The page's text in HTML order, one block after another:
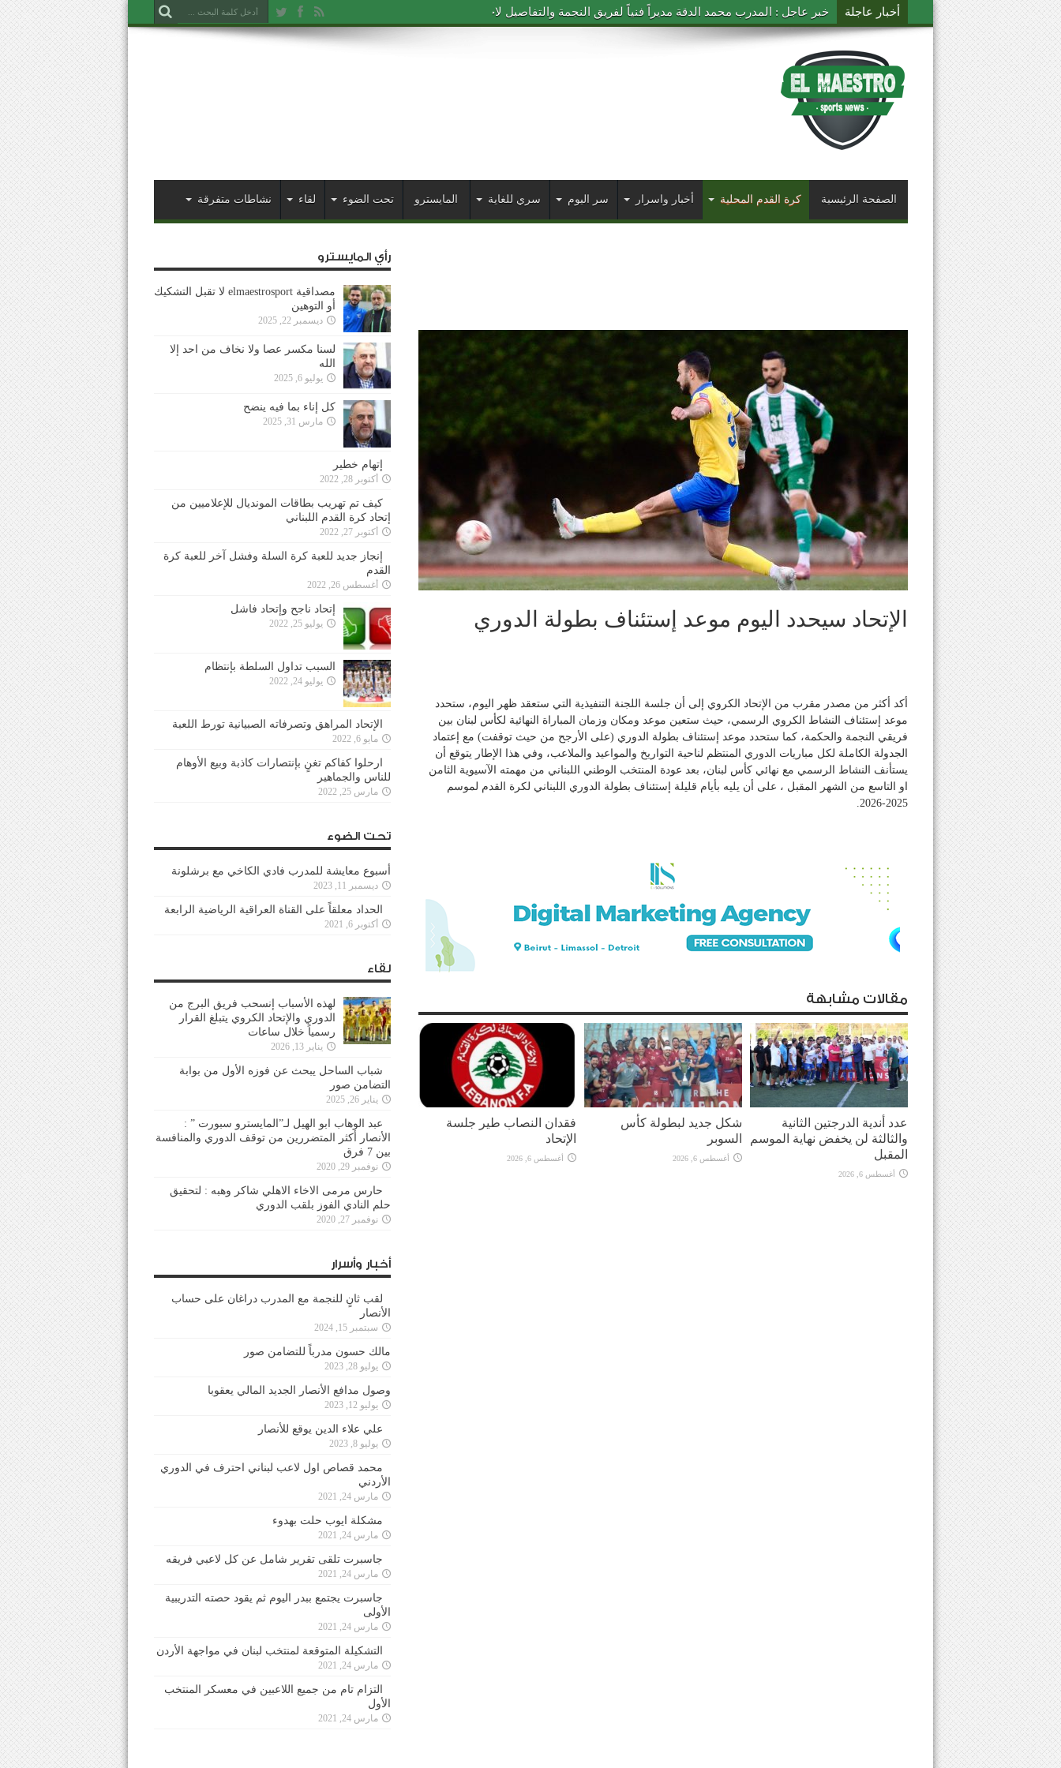
أخبار عاجلة خبر عاجل : المدرب محمد الدقة مديراً فنياً لفريق النجمة والتفاصيل لاحقاً
الصفحة الرئيسية كرة القدم المحلية أخبار واسرار سر اليوم سري للغاية المايسترو تحت الضوء لقاء نشاطات متفرقة
الإتحاد سيحدد اليوم موعد إستئناف بطولة الدوري
أكد أكثر من مصدر مقرب من الإتحاد الكروي إلى أن جلسة اللجنة التنفيذية التي ستعقد ظهر اليوم، ستحدد
موعد إستئناف النشاط الكروي الرسمي، حيث ستعين موعد ومكان وزمان المباراة النهائية لكأس لبنان بين
فريقي النجمة والحكمة، كما ستحدد موعد إستئناف بطولة الدوري (على الأرجح من حيث توقفت) مع إعتماد
الجدولة الكاملة لكل مباريات الدوري المنتظم لناحية التواريخ والمواعيد والملاعب، وفي هذا الإطار يتوقع أن
يستأنف النشاط الرسمي مع نهائي كأس لبنان، بعد عودة المنتخب الوطني اللبناني من مهمته الآسيوية الثامن
او التاسع من الشهر المقبل ، على أن يليه بأيام قليلة إستئناف بطولة الدوري اللبناني لكرة القدم لموسم
2025-2026.
مقالات مشابهة
عدد أندية الدرجتين الثانية
والثالثة لن يخفض نهاية الموسم
المقبل
أغسطس 6, 2026
شكل جديد لبطولة كأس
السوبر
أغسطس 6, 2026
فقدان النصاب طير جلسة
الإتحاد
أغسطس 6, 2026
رأي المايسترو
مصداقية elmaestrosport لا تقبل التشكيك
أو التوهين
ديسمبر 22, 2025
لسنا مكسر عصا ولا نخاف من احد إلا
الله
يوليو 6, 2025
كل إناء بما فيه ينضح
مارس 31, 2025
إتهام خطير
أكتوبر 28, 2022
كيف تم تهريب بطاقات المونديال للإعلاميين من
إتحاد كرة القدم اللبناني
أكتوبر 27, 2022
إنجاز جديد للعبة كرة السلة وفشل آخر للعبة كرة
القدم
أغسطس 26, 2022
إتحاد ناجح وإتحاد فاشل
يوليو 25, 2022
السبب تداول السلطة بإنتظام
يوليو 24, 2022
الإتحاد المراهق وتصرفاته الصبيانية تورط اللعبة
مايو 6, 2022
ارحلوا كفاكم تغنٍ بإنتصارات كاذبة وبيع الأوهام
للناس والجماهير
مارس 25, 2022
تحت الضوء
أسبوع معايشة للمدرب فادي الكاخي مع برشلونة
ديسمبر 11, 2023
الحداد معلقاً على القناة العراقية الرياضية الرابعة
أكتوبر 6, 2021
لقاء
لهذه الأسباب إنسحب فريق البرج من
الدوري والإتحاد الكروي يتبلغ القرار
رسمياً خلال ساعات
يناير 13, 2026
شباب الساحل يبحث عن فوزه الأول من بوابة
التضامن صور
يناير 26, 2025
عبد الوهاب ابو الهيل لـ”المايسترو سبورت ” :
الأنصار أكثر المتضررين من توقف الدوري والمنافسة
بين 7 فرق
نوفمبر 29, 2020
حارس مرمى الاخاء الاهلي شاكر وهبه : لتحقيق
حلم النادي الفوز بلقب الدوري
نوفمبر 27, 2020
أخبار وأسرار
لقب ثانٍ للنجمة مع المدرب دراغان على حساب
الأنصار
سبتمبر 15, 2024
مالك حسون مدرباً للتضامن صور
يوليو 28, 2023
وصول مدافع الأنصار الجديد المالي يعقوبا
يوليو 12, 2023
علي علاء الدين يوقع للأنصار
يوليو 8, 2023
محمد قصاص اول لاعب لبناني احترف في الدوري
الأردني
مارس 24, 2021
مشكلة ايوب حلت بهدوء
مارس 24, 2021
جاسبرت تلقى تقرير شامل عن كل لاعبي فريقه
مارس 24, 2021
جاسبرت يجتمع ببدر اليوم ثم يقود حصته التدريبية
الأولى
مارس 24, 2021
التشكيلة المتوقعة لمنتخب لبنان في مواجهة الأردن
مارس 24, 2021
التزام تام من جميع اللاعبين في معسكر المنتخب
الأول
مارس 24, 2021